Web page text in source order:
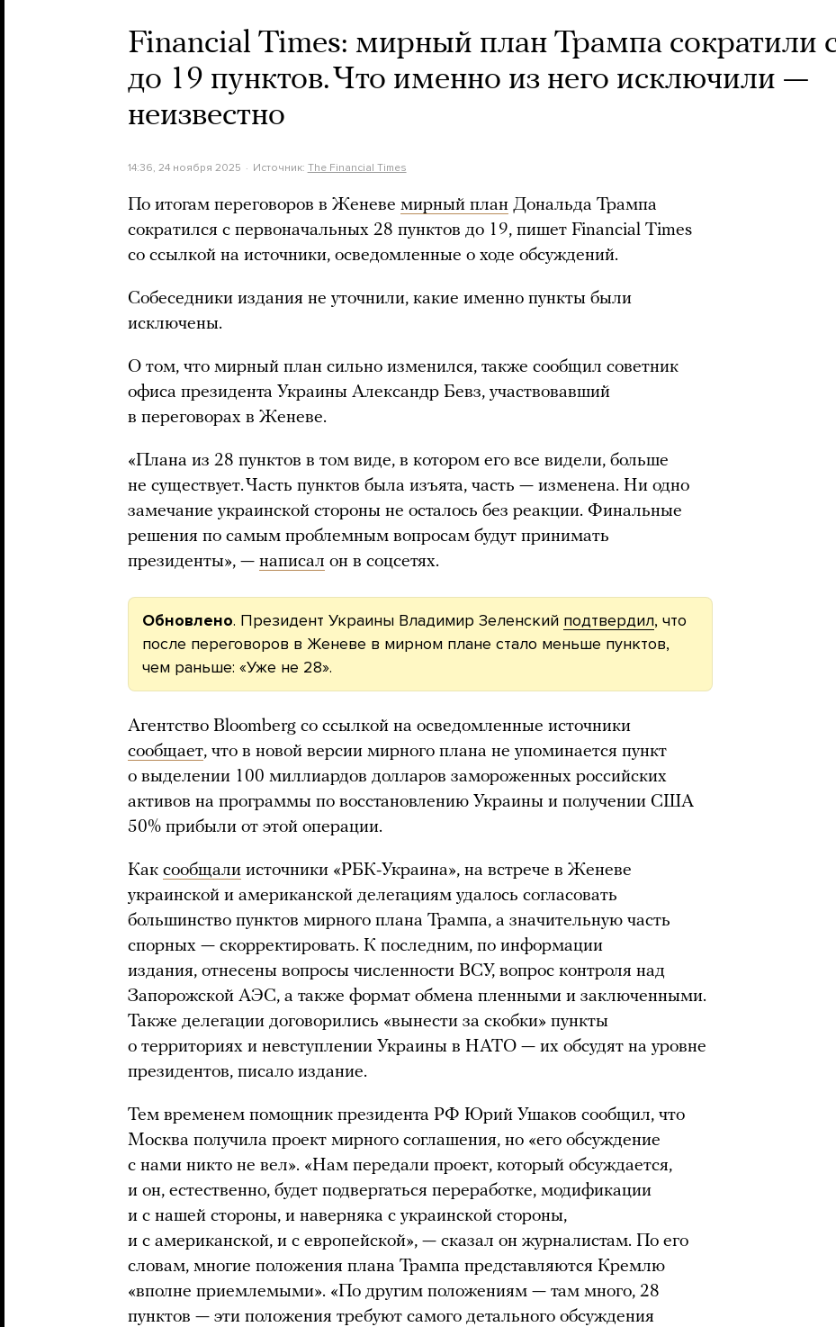
Financial Times: мирный план Трампа сократили
до 19 пунктов. Что именно из него исключили —
неизвестно
14:36, 24 ноября 2025 Источник: The Financial Times
По итогам переговоров в Женеве мирный план Дональда Трампа
сократился с первоначальных 28 пунктов до 19, пишет Financial Times
со ссылкой на источники, осведомленные о ходе обсуждений.
Собеседники издания не уточнили, какие именно пункты были
исключены.
О том, что мирный план сильно изменился, также сообщил советник
офиса президента Украины Александр Бевз, участвовавший
в переговорах в Женеве.
«Плана из 28 пунктов в том виде, в котором его все видели, больше
не существует. Часть пунктов была изъята, часть — изменена. Ни одно
замечание украинской стороны не осталось без реакции. Финальные
решения по самым проблемным вопросам будут принимать
президенты», — написал он в соцсетях.
Обновлено. Президент Украины Владимир Зеленский подтвердил, что
после переговоров в Женеве в мирном плане стало меньше пунктов,
чем раньше: «Уже не 28».
Агентство Bloomberg со ссылкой на осведомленные источники
сообщает, что в новой версии мирного плана не упоминается пункт
о выделении 100 миллиардов долларов замороженных российских
активов на программы по восстановлению Украины и получении США
50% прибыли от этой операции.
Как сообщали источники «РБК-Украина», на встрече в Женеве
украинской и американской делегациям удалось согласовать
большинство пунктов мирного плана Трампа, а значительную часть
спорных — скорректировать. К последним, по информации
издания, отнесены вопросы численности ВСУ, вопрос контроля над
Запорожской АЭС, а также формат обмена пленными и заключенными.
Также делегации договорились «вынести за скобки» пункты
о территориях и невступлении Украины в НАТО — их обсудят на уровне
президентов, писало издание.
Тем временем помощник президента РФ Юрий Ушаков сообщил, что
Москва получила проект мирного соглашения, но «его обсуждение
с нами никто не вел». «Нам передали проект, который обсуждается,
и он, естественно, будет подвергаться переработке, модификации
и с нашей стороны, и наверняка с украинской стороны,
и с американской, и с европейской», — сказал он журналистам. По его
словам, многие положения плана Трампа представляются Кремлю
«вполне приемлемыми». «По другим положениям — там много, 28
пунктов — эти положения требуют самого детального обсуждения